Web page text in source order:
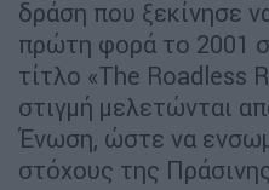
δράση που ξεκίνησε
πρώτη φορά το 2001
τίτλο «The Roadless
στιγμή μελετώνται
Ένωση, ώστε να
στόχους της